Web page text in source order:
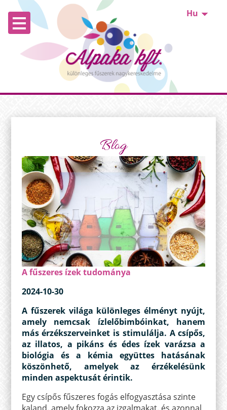
Hu
Blog
A fűszeres ízek tudománya
2024-10-30
A fűszerek világa különleges élményt nyújt,
amely nemcsak ízlelőbimbóinkat, hanem
más érzékszerveinket is stimulálja. A csípős,
az illatos, a pikáns és édes ízek varázsa a
biológia és a kémia együttes hatásának
köszönhető, amelyek az érzékelésünk
minden aspektusát érintik.
Egy csípős fűszeres fogás elfogyasztása szinte
kaland, amely fokozza az izgalmakat, és azonnal